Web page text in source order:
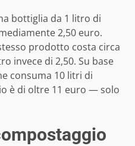
bottiglia da 1 litro di
2,50 euro.
prodotto costa circa
invece di 2,50. Su base
consuma 10 litri di
è di oltre 11 euro — solo